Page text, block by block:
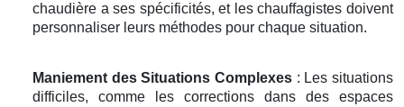
chaudière a ses spécificités, et les chauffagistes doivent
personnaliser leurs méthodes pour chaque situation.
Maniement des Situations Complexes : Les situations
difficiles, comme les corrections dans des espaces